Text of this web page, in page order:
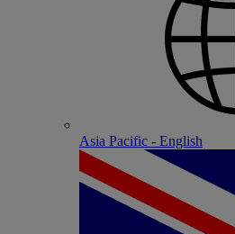
Asia Pacific - English